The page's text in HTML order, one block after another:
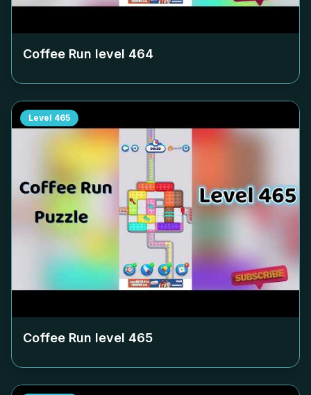
Coffee Run level 464
Level 465
Coffee Run level 465